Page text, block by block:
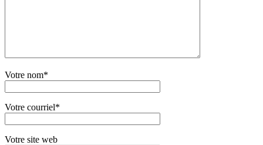
Votre nom*
Votre courriel*
Votre site web